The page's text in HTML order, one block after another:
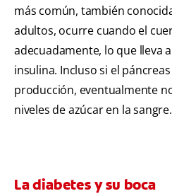
más común, también
adultos, ocurre cuando el
adecuadamente, lo que lleva
insulina. Incluso si el
producción, eventualmente
niveles de azúcar en la sangre.
La diabetes y su boca